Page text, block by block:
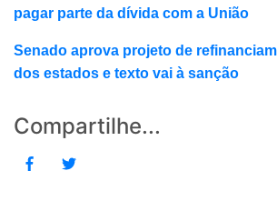
pagar parte da dívida com a União
Senado aprova projeto de
dos estados e texto vai à sanção
Compartilhe...